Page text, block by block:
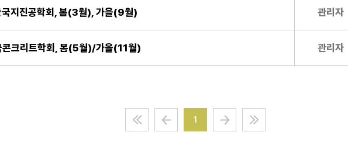
지진공학회, 봄(3월), 가을(9월) 관리자
크리트학회, 봄(5월)/가을(11월) 관리자
1